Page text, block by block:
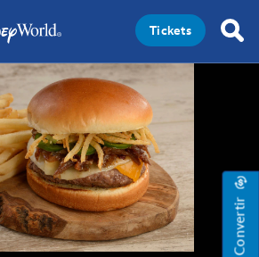
Tickets
Convertir